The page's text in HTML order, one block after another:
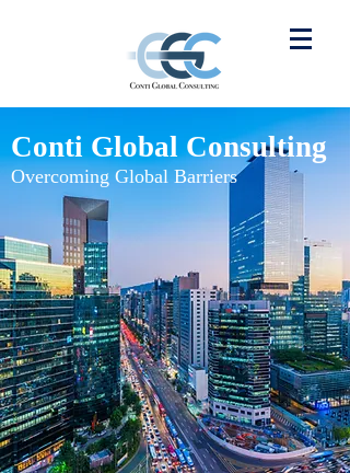
Conti Global Consulting
Overcoming Global Barriers